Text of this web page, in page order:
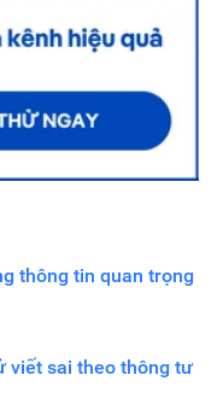
thông tin quan trọng
viết sai theo thông tư